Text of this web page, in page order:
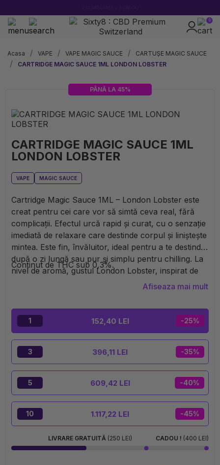
0
Acasa
VAPE VAPE MAGIC SAUCE
CARTUȘE MAGIC SAUCE
CARTRIDGE MAGIC SAUCE 1ML LONDON LOBSTER
PÂNĂ LA 45%
CARTRIDGE MAGIC SAUCE 1ML
LONDON LOBSTER
VAPE MAGIC SAUCE
Cartridge Magic Sauce 1ML – London Lobster este
creat pentru cei care vor să simtă ceva real, fără
complicații. Efectul urcă rapid și curat, cu o senzație
imediată de relaxare care destinde corpul și liniștește
mintea. Este fin, învăluitor, ideal pentru a te destinde
după o zi lungă sau pur și simplu pentru chilling. La
nivel de aromă, gustul London Lobster, inspirat de
Orange Bud, oferă note de portocală dulce, ușor
Un cartridge echilibrat între efecte pronunțate și
plăcere aromatică, perfect pentru chilling fără griji.
Conținut de THC sub 0,3%.
Afiseaza mai mult
1 -25%
152,40 LEI
3 -35%
396,11 LEI
5 -40%
609,42 LEI
10 -45%
1.117,22 LEI
LIVRARE GRATUITĂ (250 LEI) CADOU ! (400 LEI)